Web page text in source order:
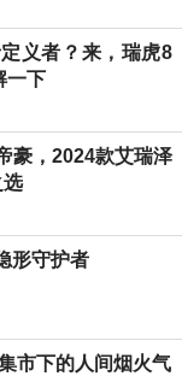
义者？来，瑞虎8
一下
豪，2024款艾瑞泽
选
形守护者
市下的人间烟火气